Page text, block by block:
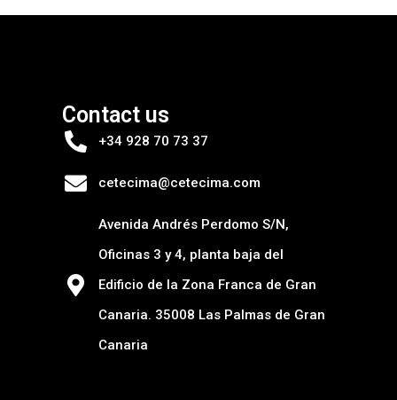
Contact us
+34 928 70 73 37
cetecima@cetecima.com
Avenida Andrés Perdomo S/N,
Oficinas 3 y 4, planta baja del
Edificio de la Zona Franca de Gran
Canaria. 35008 Las Palmas de Gran
Canaria